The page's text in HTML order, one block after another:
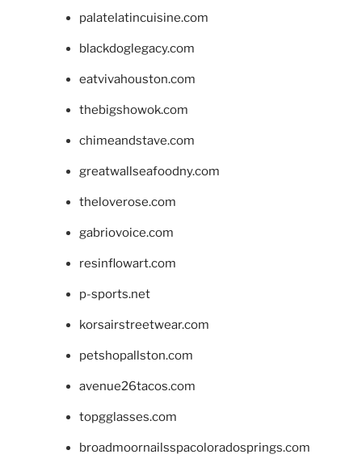
palatelatincuisine.com
blackdoglegacy.com
eatvivahouston.com
thebigshowok.com
chimeandstave.com
greatwallseafoodny.com
theloverose.com
gabriovoice.com
resinflowart.com
p-sports.net
korsairstreetwear.com
petshopallston.com
avenue26tacos.com
topgglasses.com
broadmoornailsspacoloradosprings.com